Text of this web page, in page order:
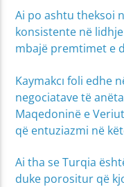
Ai po ashtu theksoi
konsistente në
mbajë premtimet e
Kaymakcı foli edhe
negociatave të
Maqedoninë e
që entuziazmi në
Ai tha se Turqia
duke porositur që